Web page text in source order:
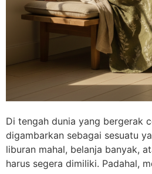
Di tengah dunia yang bergerak
digambarkan sebagai sesuatu
liburan mahal, belanja banyak,
harus segera dimiliki. Padahal,